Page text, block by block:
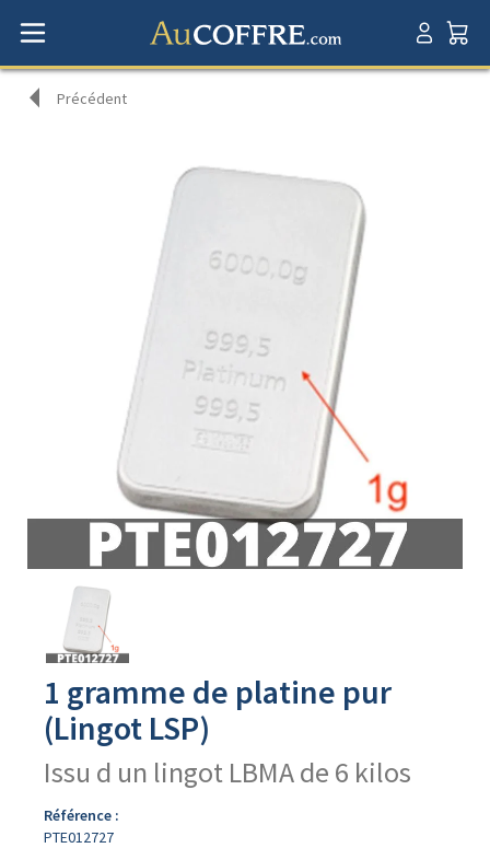
Précédent
produit
1 gramme de platine pur
(Lingot LSP)
Issu d un lingot LBMA de 6 kilos
Référence :
PTE012727